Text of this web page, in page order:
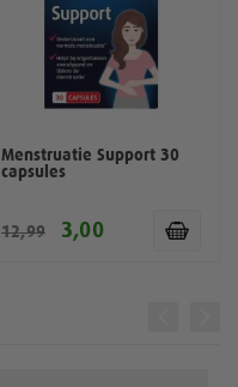
Menstruatie Support 30
capsules
3,00
12,99